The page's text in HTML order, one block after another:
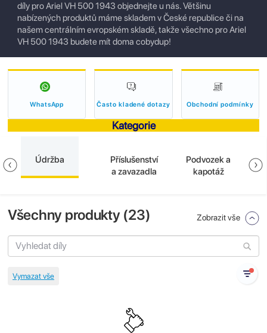
díly pro Ariel VH 500 1943 objednejte u nás. Většinu
nabízených produktů máme skladem v České republice či na
našem centrálním evropském skladě, takže všechno pro Ariel
VH 500 1943 budete mít doma cobydup!
WhatsApp Často kladené dotazy Obchodní podmínky
Kategorie
Údržba
Příslušenství
a zavazadla
Podvozek a
kapotáž
Všechny produkty (23) Zobrazit vše